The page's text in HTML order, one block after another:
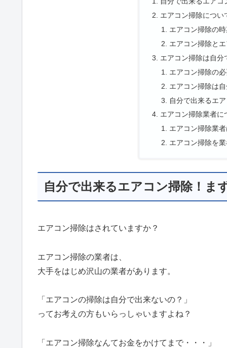
エアコン掃除につい
エアコン掃除の
エアコン掃除と
エアコン掃除は自分
エアコン掃除の
エアコン掃除は
自分で出来るエ
エアコン掃除業者に
エアコン掃除業
エアコン掃除を
自分で出来るエアコン掃除！ま
エアコン掃除はされていますか？
エアコン掃除の業者は、
大手をはじめ沢山の業者があります。
「エアコンの掃除は自分で出来ないの？」
ってお考えの方もいらっしゃいますよね？
「エアコン掃除なんてお金をかけてまで・・・」